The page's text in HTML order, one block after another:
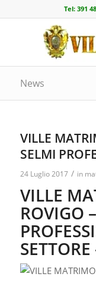
Tel: 391
News
VILLE
SELMI
24 Luglio 2017 / in
VILLE
ROVIGO